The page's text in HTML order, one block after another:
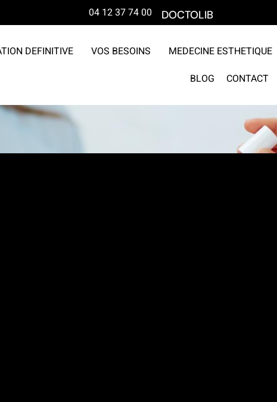
04 12 37 74 00 DOCTOLIB
DEFINITIVE VOS BESOINS MEDECINE ESTHETIQUE
BLOG
CONTACT